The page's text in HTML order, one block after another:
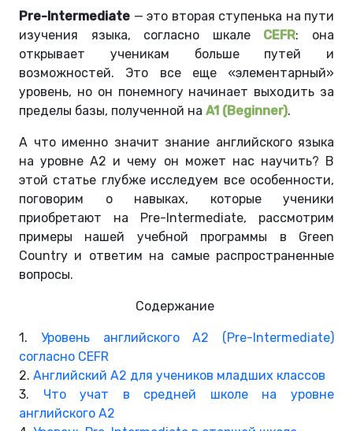
Pre-Intermediate — это вторая ступенька на пути
изучения языка, согласно шкале CEFR: она
открывает ученикам больше путей и
возможностей. Это все еще «элементарный»
уровень, но он понемногу начинает выходить за
пределы базы, полученной на A1 (Beginner).
А что именно значит знание английского языка
на уровне A2 и чему он может нас научить? В
этой статье глубже исследуем все особенности,
поговорим о навыках, которые ученики
приобретают на Pre-Intermediate, рассмотрим
примеры нашей учебной программы в Green
Country и ответим на самые распространенные
вопросы.
Содержание
1. Уровень английского А2 (Pre-Intermediate)
согласно CEFR
2. Английский A2 для учеников младших классов
3. Что учат в средней школе на уровне
английского A2